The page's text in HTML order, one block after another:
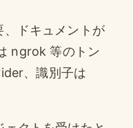
ドキュメントが
ngrok 等のトン
、識別子は